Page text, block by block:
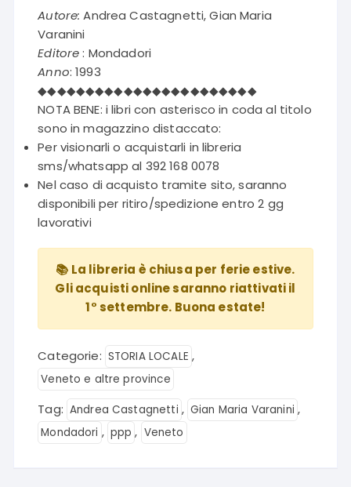
originale
era:
€38,50.
Autore: Andrea Castagnetti, Gian Maria
Varanini
Editore: Mondadori
Anno: 1993
◆◆◆◆◆◆◆◆◆◆◆◆◆◆◆◆◆◆◆◆◆◆◆
NOTA BENE: i libri con asterisco in coda al titolo
sono in magazzino distaccato:
Per visionarli o acquistarli in libreria
sms/whatsapp al 392 168 0078
Nel caso di acquisto tramite sito, saranno
disponibili per ritiro/spedizione entro 2 gg
lavorativi
📚 La libreria è chiusa per ferie estive.
Gli acquisti online saranno riattivati il
1° settembre. Buona estate!
Categorie: STORIA LOCALE ,
Veneto e altre province
Tag: Andrea Castagnetti , Gian Maria Varanini ,
Mondadori , ppp , Veneto